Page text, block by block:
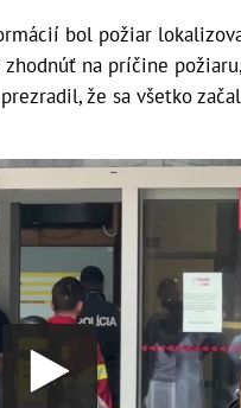
bol požiar
na príčine
že sa všetko